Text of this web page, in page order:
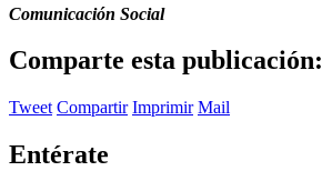
Comunicación Social
Comparte esta publicación:
Tweet Compartir Imprimir Mail
Entérate